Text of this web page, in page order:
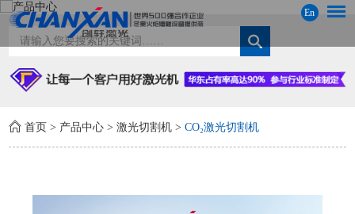
En
首页 > 产品中心 >激光切割机 >CO₂激光切割机